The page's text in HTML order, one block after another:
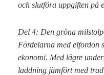
och slutföra uppgiften på
Del 4: Den gröna
Fördelarna med elfordon
ekonomi. Med lägre
laddning jämfört med